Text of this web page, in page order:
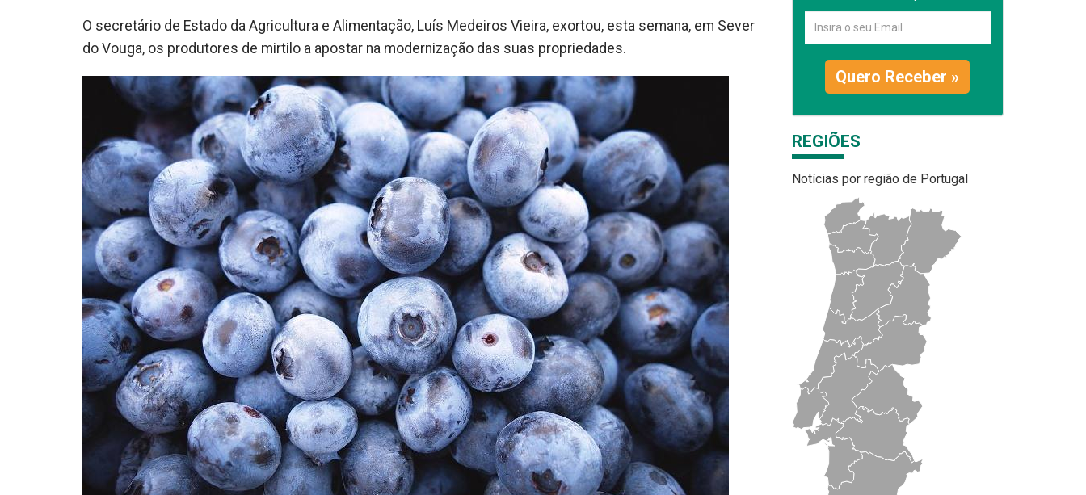
O secretário de Estado da Agricultura e Alimentação, Luís Medeiros Vieira, exortou, esta semana, em Sever
do Vouga, os produtores de mirtilo a apostar na modernização das suas propriedades.
Quero Receber »
REGIÕES
Notícias por região de Portugal